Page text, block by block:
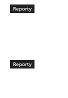
Reporty
Reporty